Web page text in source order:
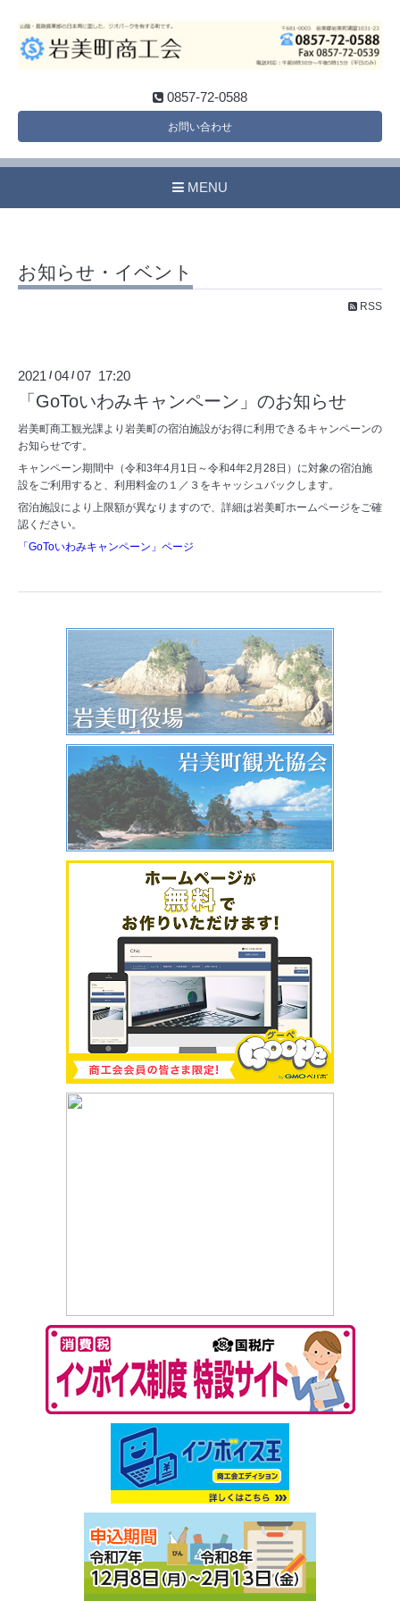
0857-72-0588
お問い合わせ
MENU
お知らせ・イベント
RSS
2021 /04 /07 17:20
「GoToいわみキャンペーン」のお知らせ
岩美町商工観光課より岩美町の宿泊施設がお得に利用できるキャンペーンの
お知らせです。
キャンペーン期間中（令和3年4月1日～令和4年2月28日）に対象の宿泊施
設をご利用すると、利用料金の１／３をキャッシュバックします。
宿泊施設により上限額が異なりますので、詳細は岩美町ホームページをご確
認ください。
「GoToいわみキャンペーン」ページ